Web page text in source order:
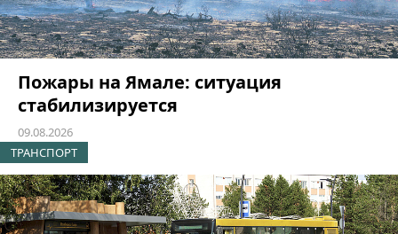
Пожары на Ямале: ситуация
стабилизируется
09.08.2026
ТРАНСПОРТ